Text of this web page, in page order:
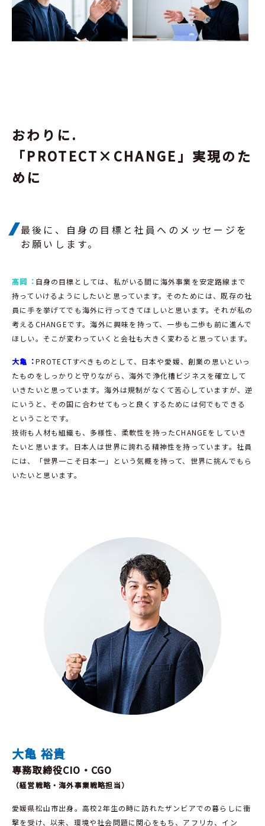
おわりに.
「PROTECT×CHANGE」実現のた
めに
最後に、自身の目標と社員へのメッセージを
お願いします。
髙岡︓ 自身の目標としては、私がいる間に海外事業を安定路線まで
持っていけるようにしたいと思っています。そのためには、既存の社
員に手を挙げてでも海外に行ってきてほしいと思います。それが私の
考えるCHANGEです。海外に興味を持って、一歩も二歩も前に進んで
ほしい。そこが変わっていくと会社も大きく変わると思っています。
大亀︓PROTECTすべきものとして、日本や愛媛、創業の思いといっ
たものをしっかりと守りながら、海外で浄化槽ビジネスを確立して
いきたいと思っています。海外は規制がなくて苦心していますが、逆
にいうと、その国に合わせてもっと良くするためには何でもできる
ということです。
技術も人材も組織も、多様性、柔軟性を持ったCHANGEをしていき
たいと思います。日本人は世界に誇れる精神性を持っています。社員
には、「世界一こそ日本一」という気概を持って、世界に挑んでもら
いたいと思います。
大亀 裕貴
専務取締役CIO・CGO
（経営戦略・海外事業戦略担当）
愛媛県松山市出身。高校2年生の時に訪れたザンビアでの暮らしに衝
撃を受け、以来、環境や社会問題に関心をもち、アフリカ、イン